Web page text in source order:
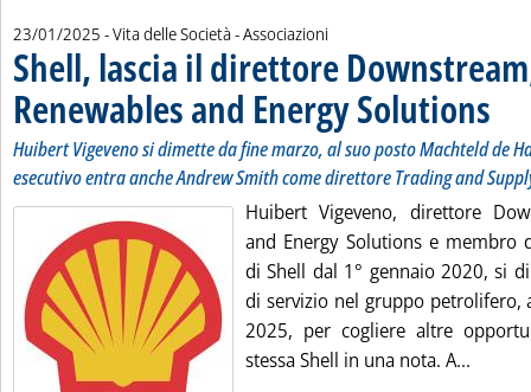
23/01/2025 - Vita delle Società - Associazioni
Shell, lascia il direttore
Renewables and Energy Solutions
Huibert Vigeveno si dimette da fine marzo, al suo posto Machteld de
esecutivo entra anche Andrew Smith come direttore Trading and
Huibert Vigeveno, direttore
and Energy Solutions e membro
di Shell dal 1° gennaio 2020, si
di servizio nel gruppo petrolifero,
2025, per cogliere altre
stessa Shell in una nota. A...